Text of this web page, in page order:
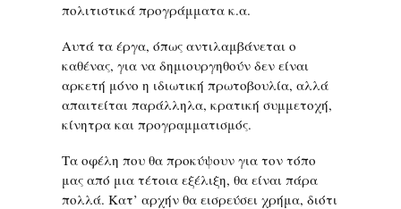
πολιτιστικά προγράμματα κ.α.
Αυτά τα έργα, όπως αντιλαμβάνεται ο
καθένας, για να δημιουργηθούν δεν είναι
αρκετή μόνο η ιδιωτική πρωτοβουλία, αλλά
απαιτείται παράλληλα, κρατική συμμετοχή,
κίνητρα και προγραμματισμός.
Τα οφέλη που θα προκύψουν για τον τόπο
μας από μια τέτοια εξέλιξη, θα είναι πάρα
πολλά. Κατ’ αρχήν θα εισρεύσει χρήμα, διότι